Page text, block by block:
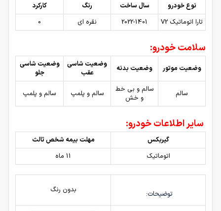
نوع خودرو سال ساخت رنگ
کارکرد
تارا اتوماتیک V2
2022-1401 نقره ای 0
سلامت خودرو:
وضعیت موتور وضعیت بدنه
وضعیت شاسی
عقب
وضعیت شاسی
جلو
سالم
سالم و بی خط
و خش
سالم و پلمپ سالم و پلمپ
سایر اطلاعات خودرو:
گیربکس
مهلت بیمه شخص ثالث
اتوماتیک
11 ماه
توضیحات: بدون رنگ